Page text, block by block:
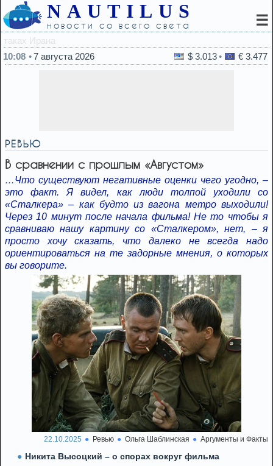
NAUTILUS
новости со всего света ☰
10:08
7 августа 2026 $ 3.013 € 3.477
РЕВЬЮ
В сравнении с прошлым «Августом»
…Что существуют негативные оценки чего угодно, –
это факт. Я видел, как люди толпой уходили со
«Сталкера» – как будто из вагона метро выходили!
Через 10 минут после начала фильма! Не то чтобы я
сравниваю нашу картину со «Сталкером», нет, – я
просто хочу сказать, что далеко не всегда надо
ориентироваться на те задорные мнения, о которых
вы говорите.
22.10.2025 Ревью Ольга Шаблинская Аргументы и Факты
Никита Высоцкий – о спорах вокруг фильма